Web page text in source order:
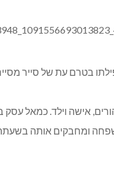
בטרם עת של סייר
ומחבקים אותה